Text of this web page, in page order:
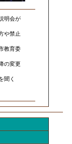
明会が
や禁止
教育委
の変更
聞く